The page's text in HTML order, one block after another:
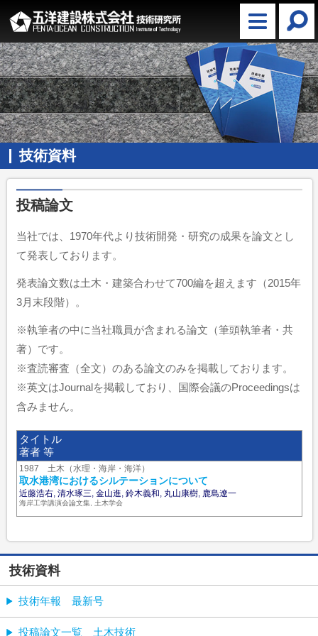
技術資料
投稿論文
当社では、1970年代より技術開発・研究の成果を論文とし
て発表しております。
発表論文数は土木・建築合わせて700編を超えます（2015年
3月末段階）。
※執筆者の中に当社職員が含まれる論文（筆頭執筆者・共
著）です。
※査読審査（全文）のある論文のみを掲載しております。
※英文はJournalを掲載しており、国際会議のProceedingsは
含みません。
タイトル
著者 等
1987 土木（水理・海岸・海洋）
取水港湾におけるシルテーションについて
近藤浩右, 清水琢三, 金山進, 鈴木義和, 丸山康樹, 鹿島遼一
海岸工学講演会論文集, 土木学会
技術資料
技術年報 最新号
投稿論文一覧 土木技術